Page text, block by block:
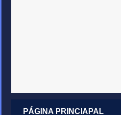
PÁGINA PRINCIAPAL